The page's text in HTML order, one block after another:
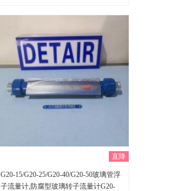
评分
直降
G20-15/G20-25/G20-40/G20-50玻璃管浮
子流量计,防腐型玻璃转子流量计G20-